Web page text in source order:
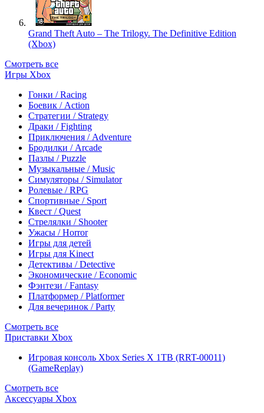
Grand Theft Auto – The Trilogy. The Definitive Edition
(Xbox)
Смотреть все
Игры Xbox
Гонки / Racing
Боевик / Action
Стратегии / Strategy
Драки / Fighting
Приключения / Adventure
Бродилки / Arcade
Пазлы / Puzzle
Музыкальные / Music
Симуляторы / Simulator
Ролевые / RPG
Спортивные / Sport
Квест / Quest
Стрелялки / Shooter
Ужасы / Horror
Игры для детей
Игры для Kinect
Детективы / Detective
Экономические / Economic
Фэнтези / Fantasy
Платформер / Platformer
Для вечеринок / Party
Смотреть все
Приставки Xbox
Игровая консоль Xbox Series X 1TB (RRT-00011)
(GameReplay)
Смотреть все
Аксессуары Xbox